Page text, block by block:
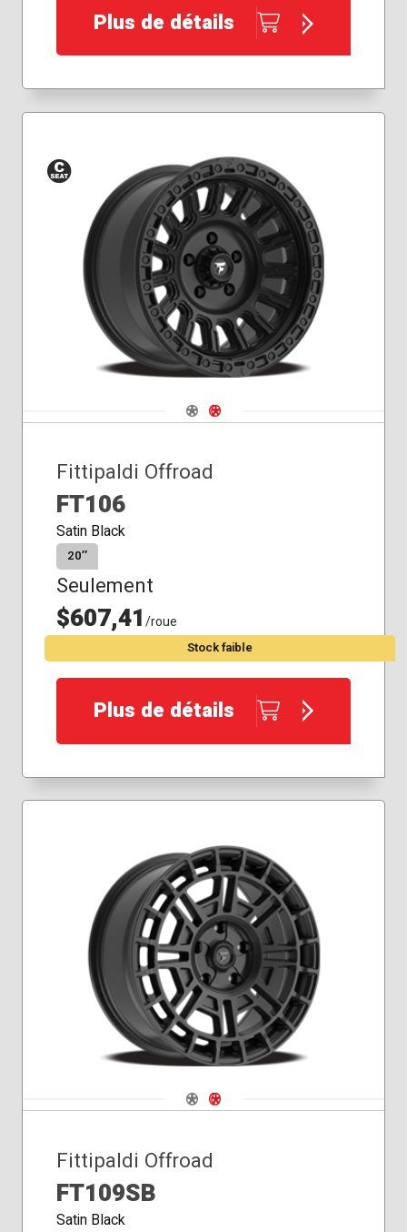
Plus de détails
Siège
conique
Navigate 1
Navigate 2
Fittipaldi Offroad
FT106
Satin Black
20″
Seulement
$607,41/roue
Stock faible
Plus de détails
Navigate 1
Navigate 2
Fittipaldi Offroad
FT109SB
Satin Black